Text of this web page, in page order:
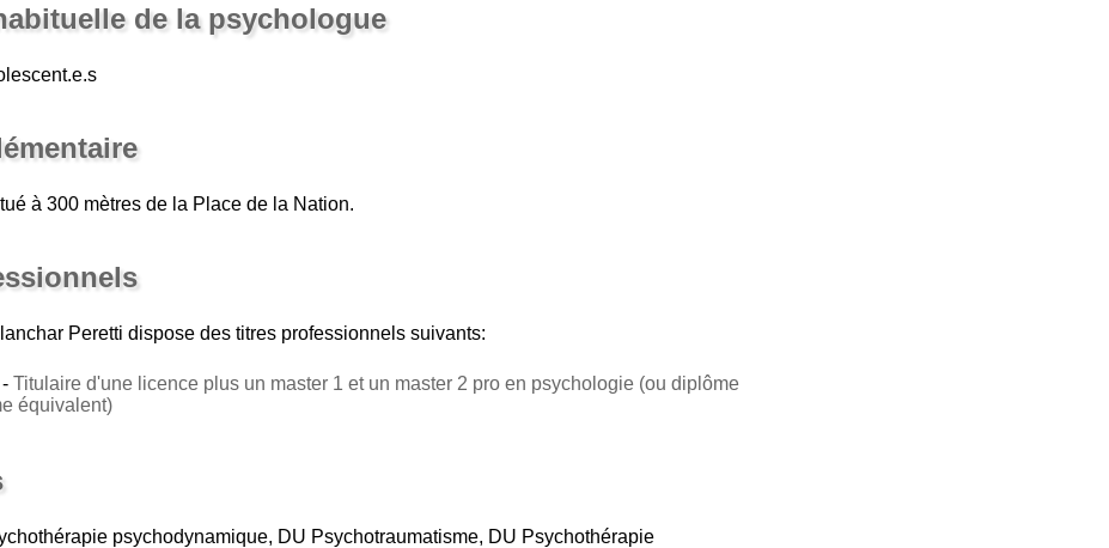
de la psychologue
à 300 mètres de la Place de la Nation.
Peretti dispose des titres professionnels suivants:
Titulaire d'une licence plus un master 1 et un master 2 pro en psychologie (ou diplôme
équivalent)
psychodynamique, DU Psychotraumatisme, DU Psychothérapie